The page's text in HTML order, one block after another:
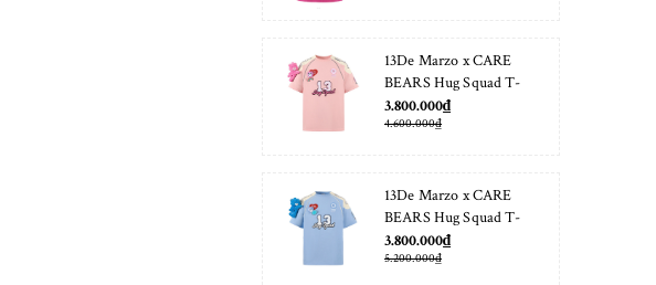
13De Marzo x CARE
BEARS Hug Squad T-
shirt Almond Blossom
3.800.000₫
4.600.000₫
13De Marzo x CARE
BEARS Hug Squad T-
shirt Placid Blue
3.800.000₫
5.200.000₫